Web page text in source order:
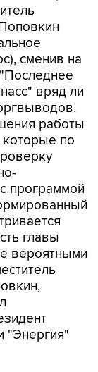
сменив на
вряд ли
работы
которые по
программой
главы
вероятными
"Энергия"